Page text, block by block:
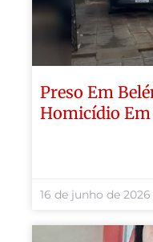
Preso Em
Homicídio Em
16 de junho de 2026